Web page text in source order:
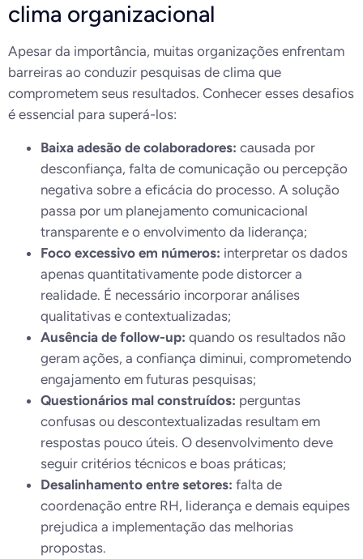
clima organizacional
Apesar da importância, muitas organizações enfrentam
barreiras ao conduzir pesquisas de clima que
comprometem seus resultados. Conhecer esses desafios
é essencial para superá-los:
Baixa adesão de colaboradores: causada por
desconfiança, falta de comunicação ou percepção
negativa sobre a eficácia do processo. A solução
passa por um planejamento comunicacional
transparente e o envolvimento da liderança;
Foco excessivo em números: interpretar os dados
apenas quantitativamente pode distorcer a
realidade. É necessário incorporar análises
qualitativas e contextualizadas;
Ausência de follow-up: quando os resultados não
geram ações, a confiança diminui, comprometendo
engajamento em futuras pesquisas;
Questionários mal construídos: perguntas
confusas ou descontextualizadas resultam em
respostas pouco úteis. O desenvolvimento deve
seguir critérios técnicos e boas práticas;
Desalinhamento entre setores: falta de
coordenação entre RH, liderança e demais equipes
prejudica a implementação das melhorias
propostas.